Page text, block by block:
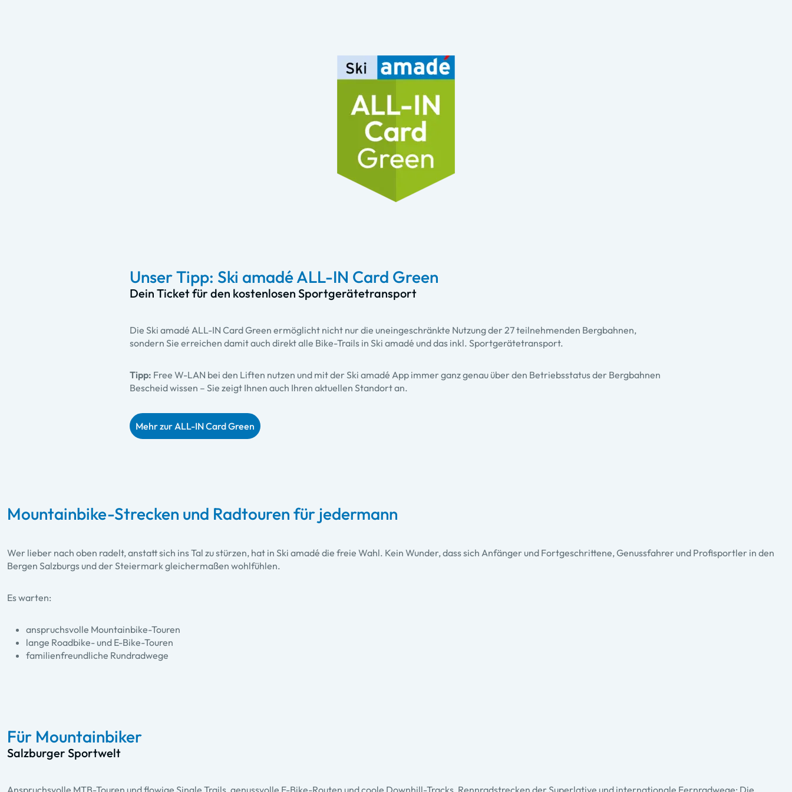
Unser Tipp: Ski amadé ALL-IN Card Green
Dein Ticket für den kostenlosen Sportgerätetransport
Die Ski amadé ALL-IN Card Green ermöglicht nicht nur die uneingeschränkte Nutzung der 27 teilnehmenden Bergbahnen,
sondern Sie erreichen damit auch direkt alle Bike-Trails in Ski amadé und das inkl. Sportgerätetransport.
Tipp: Free W-LAN bei den Liften nutzen und mit der Ski amadé App immer ganz genau über den Betriebsstatus der Bergbahnen
Bescheid wissen – Sie zeigt Ihnen auch Ihren aktuellen Standort an.
Mehr zur ALL-IN Card Green
Mountainbike-Strecken und Radtouren für jedermann
Wer lieber nach oben radelt, anstatt sich ins Tal zu stürzen, hat in Ski amadé die freie Wahl. Kein Wunder, dass sich Anfänger und Fortgeschrittene, Genussfahrer und Profisportler in den
Bergen Salzburgs und der Steiermark gleichermaßen wohlfühlen.
Es warten:
anspruchsvolle Mountainbike-Touren
lange Roadbike- und E-Bike-Touren
familienfreundliche Rundradwege
Für Mountainbiker
Salzburger Sportwelt
Anspruchsvolle MTB-Touren und flowige Single Trails, genussvolle E-Bike-Routen und coole Downhill-Tracks, Rennradstrecken der Superlative und internationale Fernradwege: Die